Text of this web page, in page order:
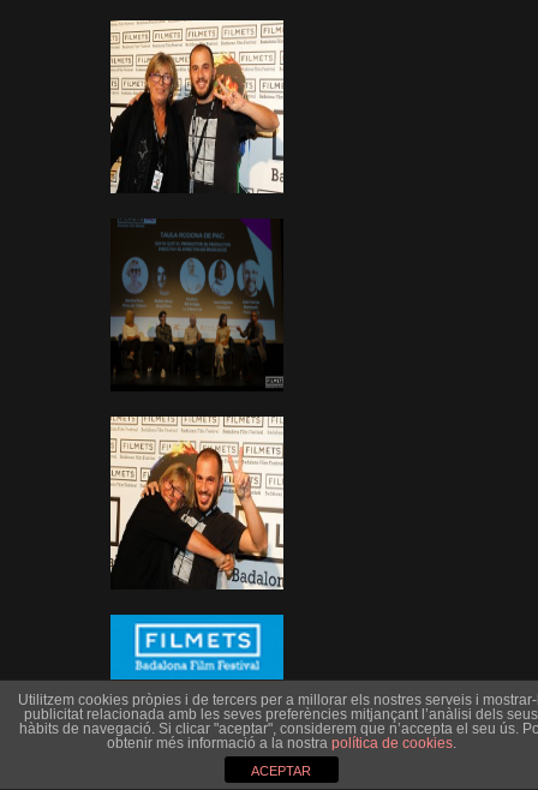
Utilitzem cookies pròpies i de tercers per a millorar els nostres serveis i
publicitat relacionada amb les seves preferències mitjançant l’anàlisi dels seus
hàbits de navegació. Si clicar "aceptar", considerem que n’accepta el seu ús.
obtenir més informació a la nostra política de cookies.
ACEPTAR